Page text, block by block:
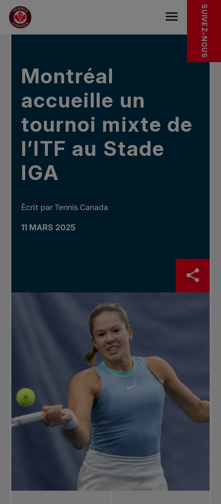
Sauter au menu principal
Sauter au contenu principal
Sauter au pied de page
DANS LES NOUVELLES SUIVEZ-NOUS
Montréal
accueille un
tournoi mixte de
l’ITF au Stade
IGA
Écrit par Tennis Canada
11 MARS 2025